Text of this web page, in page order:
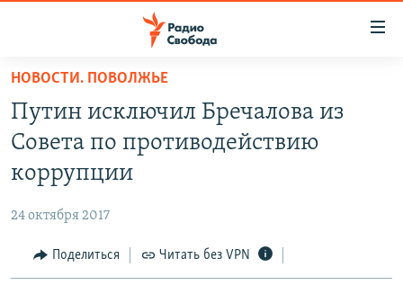
упрощенного
доступа
Вернуться
основному
Вернутся
ПОДКАСТЫ
АВТОРСКИЕ ПРОЕКТЫ
МНЕНИЯ
КУЛЬТУРА
НОВОСТИ. ПОВОЛЖЬЕ
Путин исключил Бречалова из
Совета по противодействию
коррупции
24 октября 2017
Поделиться Читать без VPN